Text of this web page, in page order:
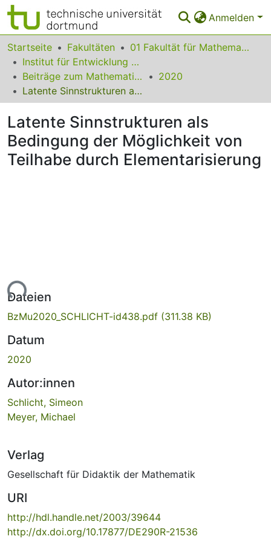
Anmelden
Bereiche & Sammlungen
Das gesamte Repositorium
Statistiken
FAQ
Leitlinien
Zurück zur Startseite
Startseite Fakultäten
01 Fakultät für Mathematik
Institut für Entwicklung und Erforschung des Mathematikunterrichts
Beiträge zum Mathematikunterricht
2020
Latente Sinnstrukturen als Bedingung der Möglichkeit von Teilhabe durch Elementarisierung
Latente Sinnstrukturen als
Bedingung der Möglichkeit von
Teilhabe durch Elementarisierung
Lade...
Dateien
BzMu2020_SCHLICHT-id438.pdf (311.38 KB)
Datum
2020
Autor:innen
Schlicht, Simeon
Meyer, Michael
Verlag
Gesellschaft für Didaktik der Mathematik
URI
http://hdl.handle.net/2003/39644
http://dx.doi.org/10.17877/DE290R-21536